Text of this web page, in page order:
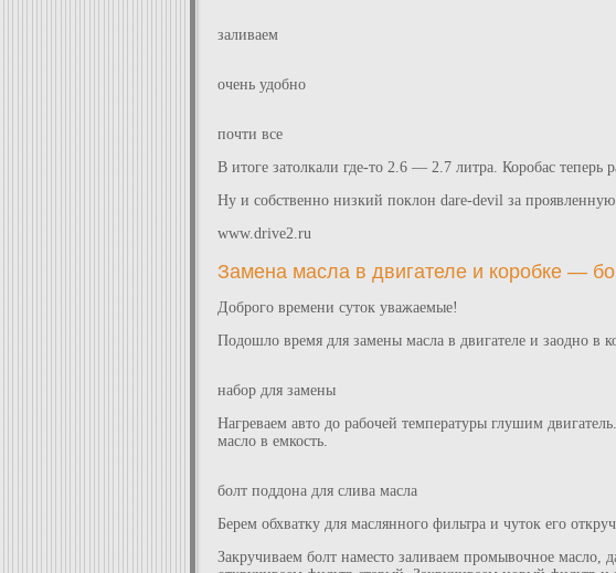
заливаем
очень удобно
почти все
В итоге затолкали где-то 2.6 — 2.7 литра. Коробас теперь
Ну и собственно низкий поклон dare-devil за
www.drive2.ru
Замена масла в двигателе и коробке —
Доброго времени суток уважаемые!
Подошло время для замены масла в двигателе и заодно в
набор для замены
Нагреваем авто до рабочей температуры глушим
масло в емкость.
болт поддона для слива масла
Берем обхватку для маслянного фильтра и чуток его
Закручиваем болт наместо заливаем промывочное масло,